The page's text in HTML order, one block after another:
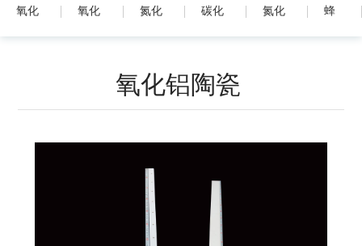
氧化
瓷
氧化
瓷
氮化
瓷
碳化
瓷
氮化
瓷
蜂
陶
氧化铝陶瓷